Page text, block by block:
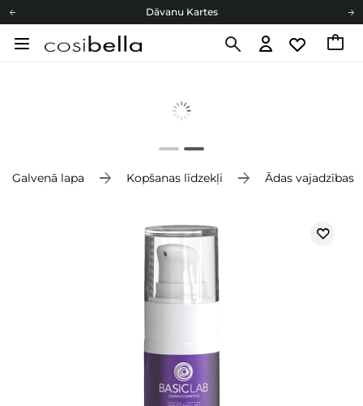
Dāvanu Kartes
Cosibella lojalitātes programma
Galvenā lapa Kopšanas līdzekļi Ādas vajadzības